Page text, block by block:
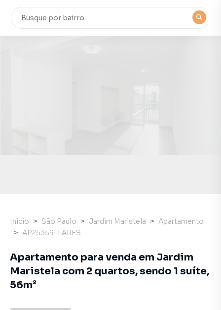
Início São Paulo Jardim Maristela
Apartamento
AP25359_LARES
Apartamento para venda em Jardim
Maristela com 2 quartos, sendo 1 suíte,
56m²